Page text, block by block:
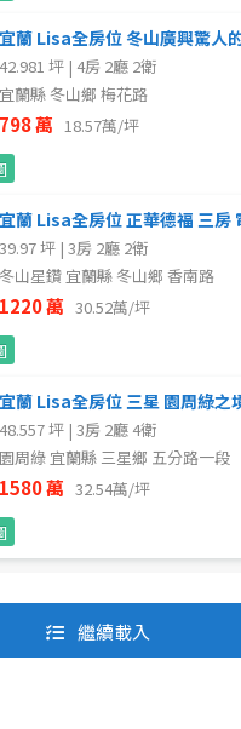
42.981 坪 | 4房 2廳 2衛
宜蘭縣 冬山鄉 梅花路
798 萬 18.57萬/坪
宜蘭 Lisa全房位 正華德福 三房
39.97 坪 | 3房 2廳 2衛
冬山星鑽 宜蘭縣 冬山鄉 香南路
1220 萬 30.52萬/坪
宜蘭 Lisa全房位 三星 園周綠之
48.557 坪 | 3房 2廳 4衛
園周綠 宜蘭縣 三星鄉 五分路一段
1580 萬 32.54萬/坪
繼續載入